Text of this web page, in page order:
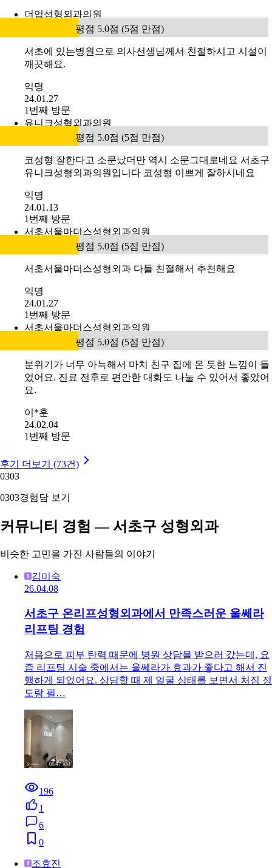
더업성형외과의원
평점 5.0점 (5점 만점)
서초에 있는병원으로 의사선생님께서 친절하시고 시설이
깨끗해요.
익명
24.01.27
1번째 방문
유니크성형외과의원
평점 5.0점 (5점 만점)
코성형 잘한다고 소문났더만 역시 소문그대로네요 서초구
유니크성형외과의원입니다 코성형 이쁘게 잘하시네요
익명
24.01.13
1번째 방문
서초서울마더스성형외과의원
평점 5.0점 (5점 만점)
서초서울마더스성형외과 다들 친절해서 추천해요
익명
24.01.27
1번째 방문
서초서울마더스성형외과의원
평점 5.0점 (5점 만점)
분위기가 너무 아늑해서 마치 친구 집에 온 듯한 느낌이 들
었어요. 진료 전후로 편안한 대화도 나눌 수 있어서 좋았어
요.
이*훈
24.02.04
1번째 방문
후기 더보기 (73건)
0303
0303경험담 보기
커뮤니티 경험 — 서초구 성형외과
비슷한 고민을 가진 사람들의 이야기
김미숙
26.04.08
서초구 온리프성형외과에서 만족스러운 울쎄라
리프팅 경험
처음으로 피부 탄력 때문에 병원 상담을 받으러 갔는데, 요
즘 리프팅 시술 중에서는 울쎄라가 효과가 좋다고 해서 진
행하게 되었어요. 상담할 때 제 얼굴 상태를 보면서 처짐 정
도랑 필…
196
1
6
0
조효진